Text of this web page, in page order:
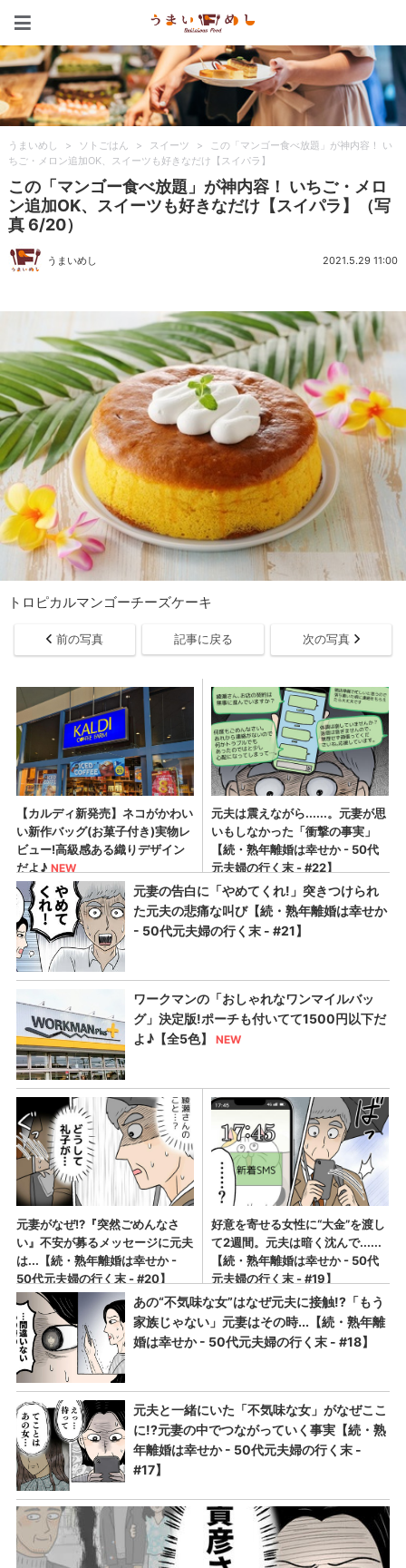
うまいめし > ソトごはん > スイーツ >
この「マンゴー食べ放題」が神内容！ い
ちご・メロン追加OK、スイーツも好きなだけ【スイパラ】
この「マンゴー食べ放題」が神内容！ いちご・メロ
ン追加OK、スイーツも好きなだけ【スイパラ】（写
真 6/20）
うまいめし 2021.5.29 11:00
トロピカルマンゴーチーズケーキ
前の写真 記事に戻る 次の写真